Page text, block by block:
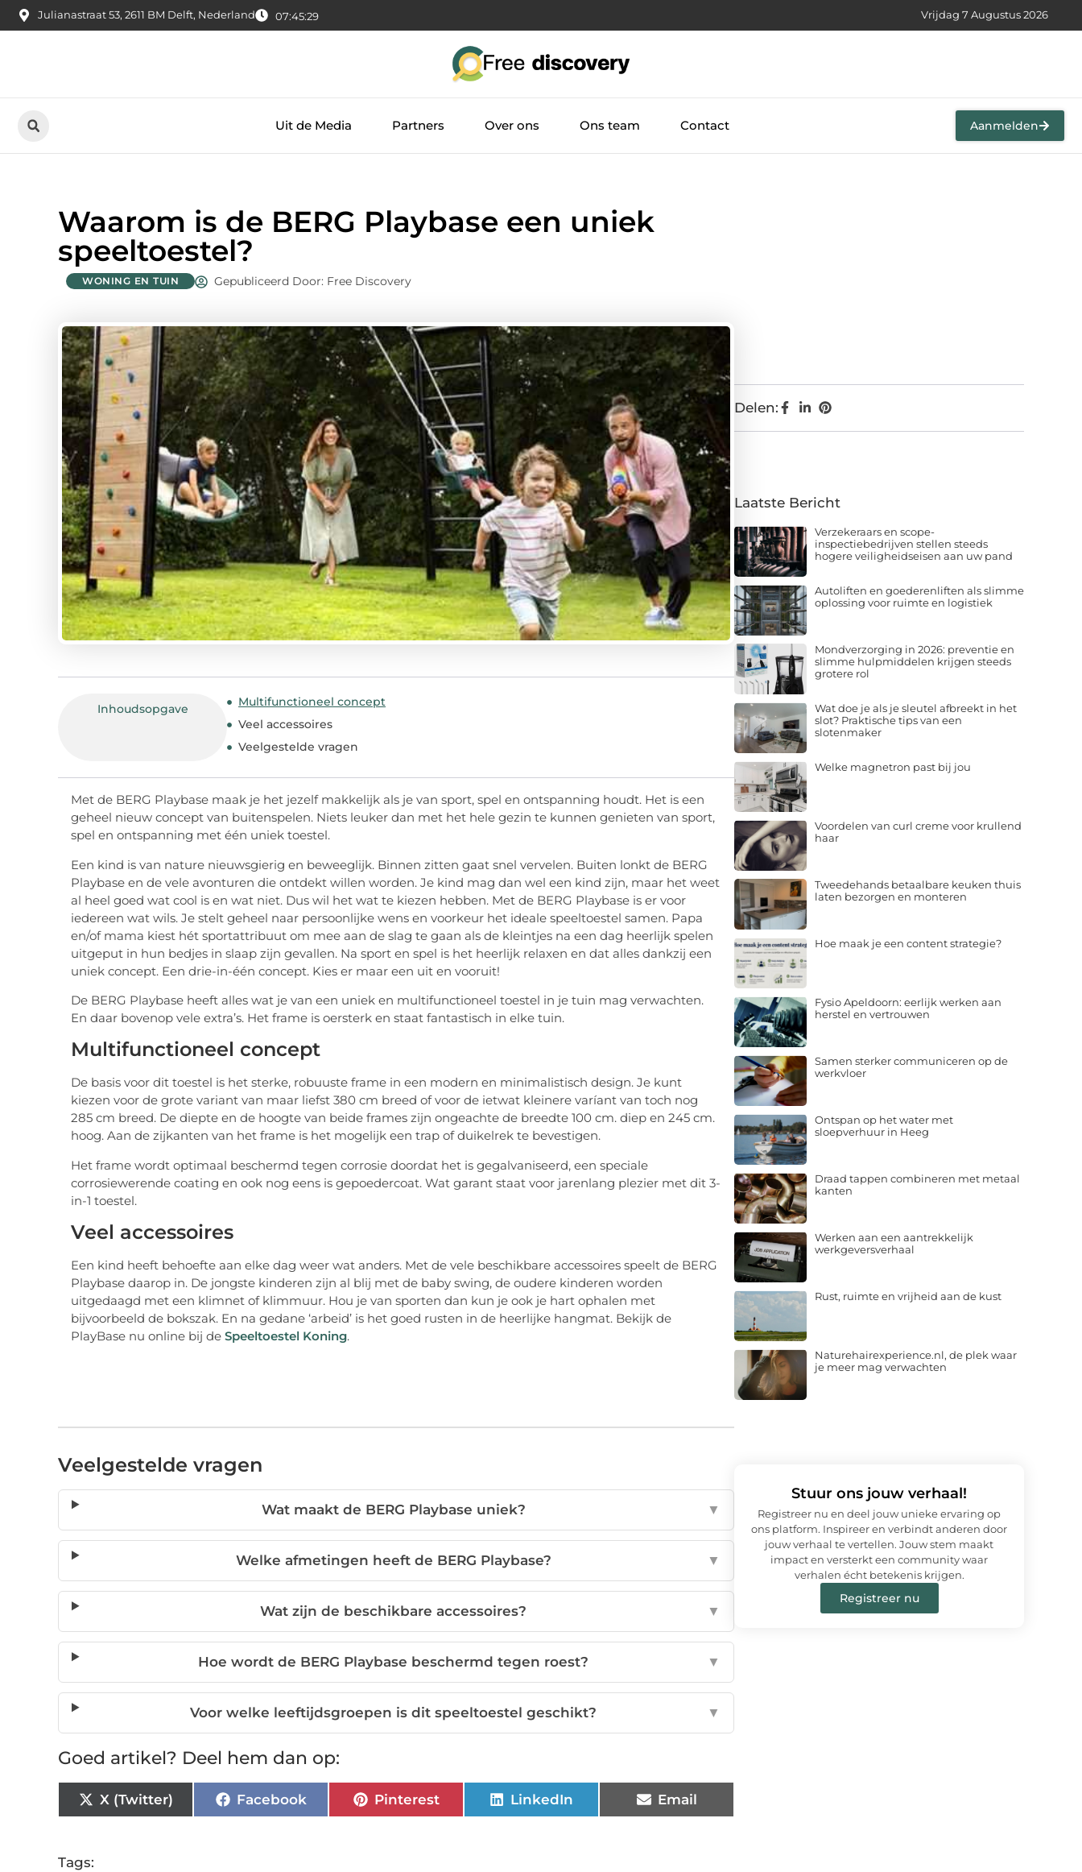
Julianastraat 53, 2611 BM Delft, Nederland 07:45:30 Vrijdag 7 Augustus 2026
Uit de Media Partners Over ons Ons team Contact Aanmelden
Waarom is de BERG Playbase een uniek
speeltoestel?
WONING EN TUIN Gepubliceerd Door: Free Discovery
Inhoudsopgave
Multifunctioneel concept
Veel accessoires
Veelgestelde vragen
Met de BERG Playbase maak je het jezelf makkelijk als je van sport, spel en ontspanning houdt. Het is een
geheel nieuw concept van buitenspelen. Niets leuker dan met het hele gezin te kunnen genieten van sport,
spel en ontspanning met één uniek toestel.
Een kind is van nature nieuwsgierig en beweeglijk. Binnen zitten gaat snel vervelen. Buiten lonkt de BERG
Playbase en de vele avonturen die ontdekt willen worden. Je kind mag dan wel een kind zijn, maar het weet
al heel goed wat cool is en wat niet. Dus wil het wat te kiezen hebben. Met de BERG Playbase is er voor
iedereen wat wils. Je stelt geheel naar persoonlijke wens en voorkeur het ideale speeltoestel samen. Papa
en/of mama kiest hét sportattribuut om mee aan de slag te gaan als de kleintjes na een dag heerlijk spelen
uitgeput in hun bedjes in slaap zijn gevallen. Na sport en spel is het heerlijk relaxen en dat alles dankzij een
uniek concept. Een drie-in-één concept. Kies er maar een uit en vooruit!
De BERG Playbase heeft alles wat je van een uniek en multifunctioneel toestel in je tuin mag verwachten.
En daar bovenop vele extra’s. Het frame is oersterk en staat fantastisch in elke tuin.
Multifunctioneel concept
De basis voor dit toestel is het sterke, robuuste frame in een modern en minimalistisch design. Je kunt
kiezen voor de grote variant van maar liefst 380 cm breed of voor de ietwat kleinere varíant van toch nog
285 cm breed. De diepte en de hoogte van beide frames zijn ongeachte de breedte 100 cm. diep en 245 cm.
hoog. Aan de zijkanten van het frame is het mogelijk een trap of duikelrek te bevestigen.
Het frame wordt optimaal beschermd tegen corrosie doordat het is gegalvaniseerd, een speciale
corrosiewerende coating en ook nog eens is gepoedercoat. Wat garant staat voor jarenlang plezier met dit 3-
in-1 toestel.
Veel accessoires
Een kind heeft behoefte aan elke dag weer wat anders. Met de vele beschikbare accessoires speelt de BERG
Playbase daarop in. De jongste kinderen zijn al blij met de baby swing, de oudere kinderen worden
uitgedaagd met een klimnet of klimmuur. Hou je van sporten dan kun je ook je hart ophalen met
bijvoorbeeld de bokszak. En na gedane ‘arbeid’ is het goed rusten in de heerlijke hangmat. Bekijk de
PlayBase nu online bij de Speeltoestel Koning.
Veelgestelde vragen
Wat maakt de BERG Playbase uniek? ▼
Welke afmetingen heeft de BERG Playbase? ▼
Wat zijn de beschikbare accessoires? ▼
Hoe wordt de BERG Playbase beschermd tegen roest? ▼
Voor welke leeftijdsgroepen is dit speeltoestel geschikt? ▼
Goed artikel? Deel hem dan op:
X (Twitter) Facebook Pinterest LinkedIn Email
Tags:
Delen:
Laatste Bericht
Verzekeraars en scope-
inspectiebedrijven stellen steeds
hogere veiligheidseisen aan uw pand
Autoliften en goederenliften als slimme
oplossing voor ruimte en logistiek
Mondverzorging in 2026: preventie en
slimme hulpmiddelen krijgen steeds
grotere rol
Wat doe je als je sleutel afbreekt in het
slot? Praktische tips van een
slotenmaker
Welke magnetron past bij jou
Voordelen van curl creme voor krullend
haar
Tweedehands betaalbare keuken thuis
laten bezorgen en monteren
Hoe maak je een content strategie?
Fysio Apeldoorn: eerlijk werken aan
herstel en vertrouwen
Samen sterker communiceren op de
werkvloer
Ontspan op het water met
sloepverhuur in Heeg
Draad tappen combineren met metaal
kanten
Werken aan een aantrekkelijk
werkgeversverhaal
Rust, ruimte en vrijheid aan de kust
Naturehairexperience.nl, de plek waar
je meer mag verwachten
Stuur ons jouw verhaal!
Registreer nu en deel jouw unieke ervaring op
ons platform. Inspireer en verbindt anderen door
jouw verhaal te vertellen. Jouw stem maakt
impact en versterkt een community waar
verhalen écht betekenis krijgen.
Registreer nu